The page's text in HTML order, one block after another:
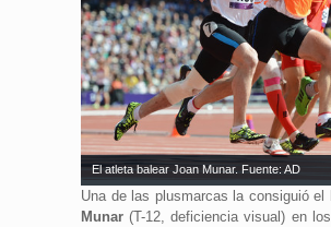
El atleta balear Joan Munar. Fuente: AD
Una de las plusmarcas la consiguió el
Munar (T-12, deficiencia visual) en